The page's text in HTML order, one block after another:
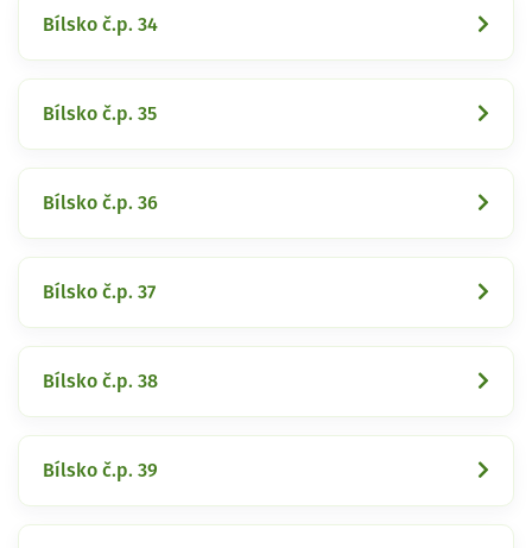
Bílsko č.p. 34
Bílsko č.p. 35
Bílsko č.p. 36
Bílsko č.p. 37
Bílsko č.p. 38
Bílsko č.p. 39